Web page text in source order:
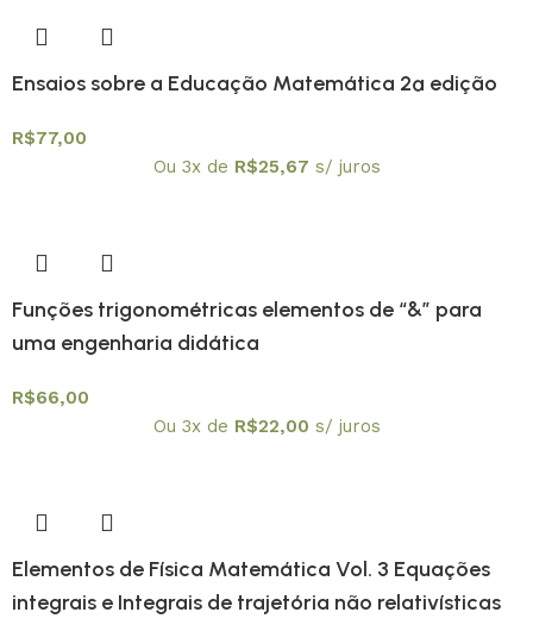
Ensaios sobre a Educação Matemática 2ª edição
R$77,00
Ou 3x de R$25,67 s/ juros
Funções trigonométricas elementos de “&” para
uma engenharia didática
R$66,00
Ou 3x de R$22,00 s/ juros
Elementos de Física Matemática Vol. 3 Equações
integrais e Integrais de trajetória não relativísticas